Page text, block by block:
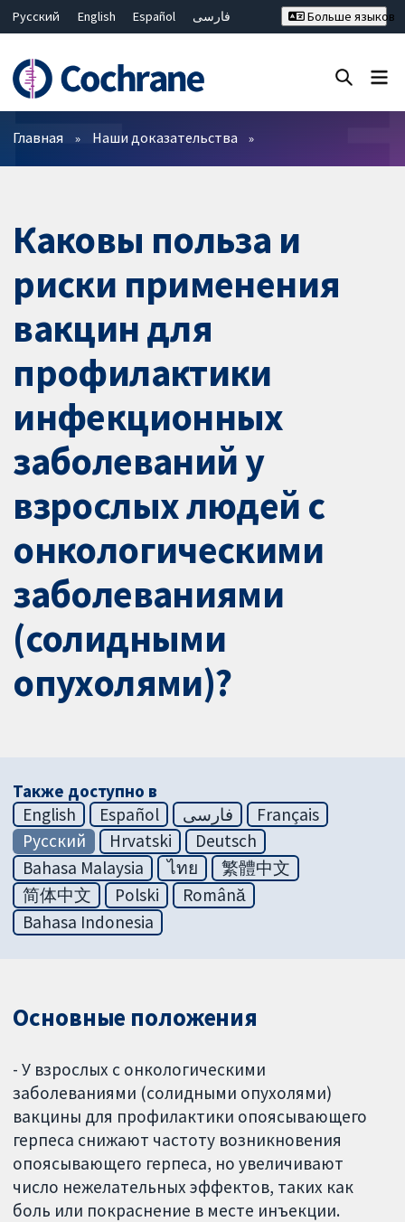
Русский English Español
فارسی
Bahasa Malaysia
ไทย
繁體中文
简体中文
Больше языков
Фильтры
Главная Наши доказательства
Каковы польза и
риски применения
вакцин для
профилактики
инфекционных
заболеваний у
взрослых людей с
онкологическими
заболеваниями
(солидными
опухолями)?
Также доступно в
English
Español فارسی
Français
Русский
Hrvatski
Deutsch
Bahasa Malaysia
ไทย
繁體中文
简体中文
Polski
Română
Bahasa Indonesia
Основные положения
- У взрослых с онкологическими
заболеваниями (солидными опухолями)
вакцины для профилактики опоясывающего
герпеса снижают частоту возникновения
опоясывающего герпеса, но увеличивают
число нежелательных эффектов, таких как
боль или покраснение в месте инъекции.